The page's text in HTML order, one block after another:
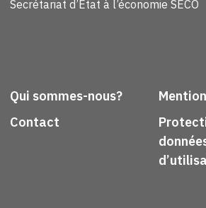
Secrétariat d’Etat à l’économie SECO
Qui sommes-nous?
Contact